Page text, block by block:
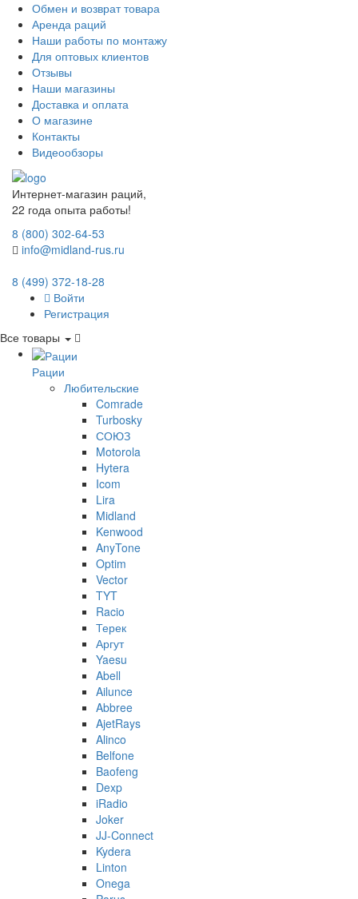
Обмен и возврат товара
Аренда раций
Наши работы по монтажу
Для оптовых клиентов
Отзывы
Наши магазины
Доставка и оплата
О магазине
Контакты
Видеообзоры
Интернет-магазин раций,
22 года опыта работы!
8 (800) 302-64-53
info@midland-rus.ru
8 (499) 372-18-28
Войти
Регистрация
Все товары
Рации
Любительские
Comrade
Turbosky
СОЮЗ
Motorola
Hytera
Icom
Lira
Midland
Kenwood
AnyTone
Optim
Vector
TYT
Racio
Терек
Аргут
Yaesu
Abell
Ailunce
Abbree
AjetRays
Alinco
Belfone
Baofeng
Dexp
iRadio
Joker
JJ-Connect
Kydera
Linton
Onega